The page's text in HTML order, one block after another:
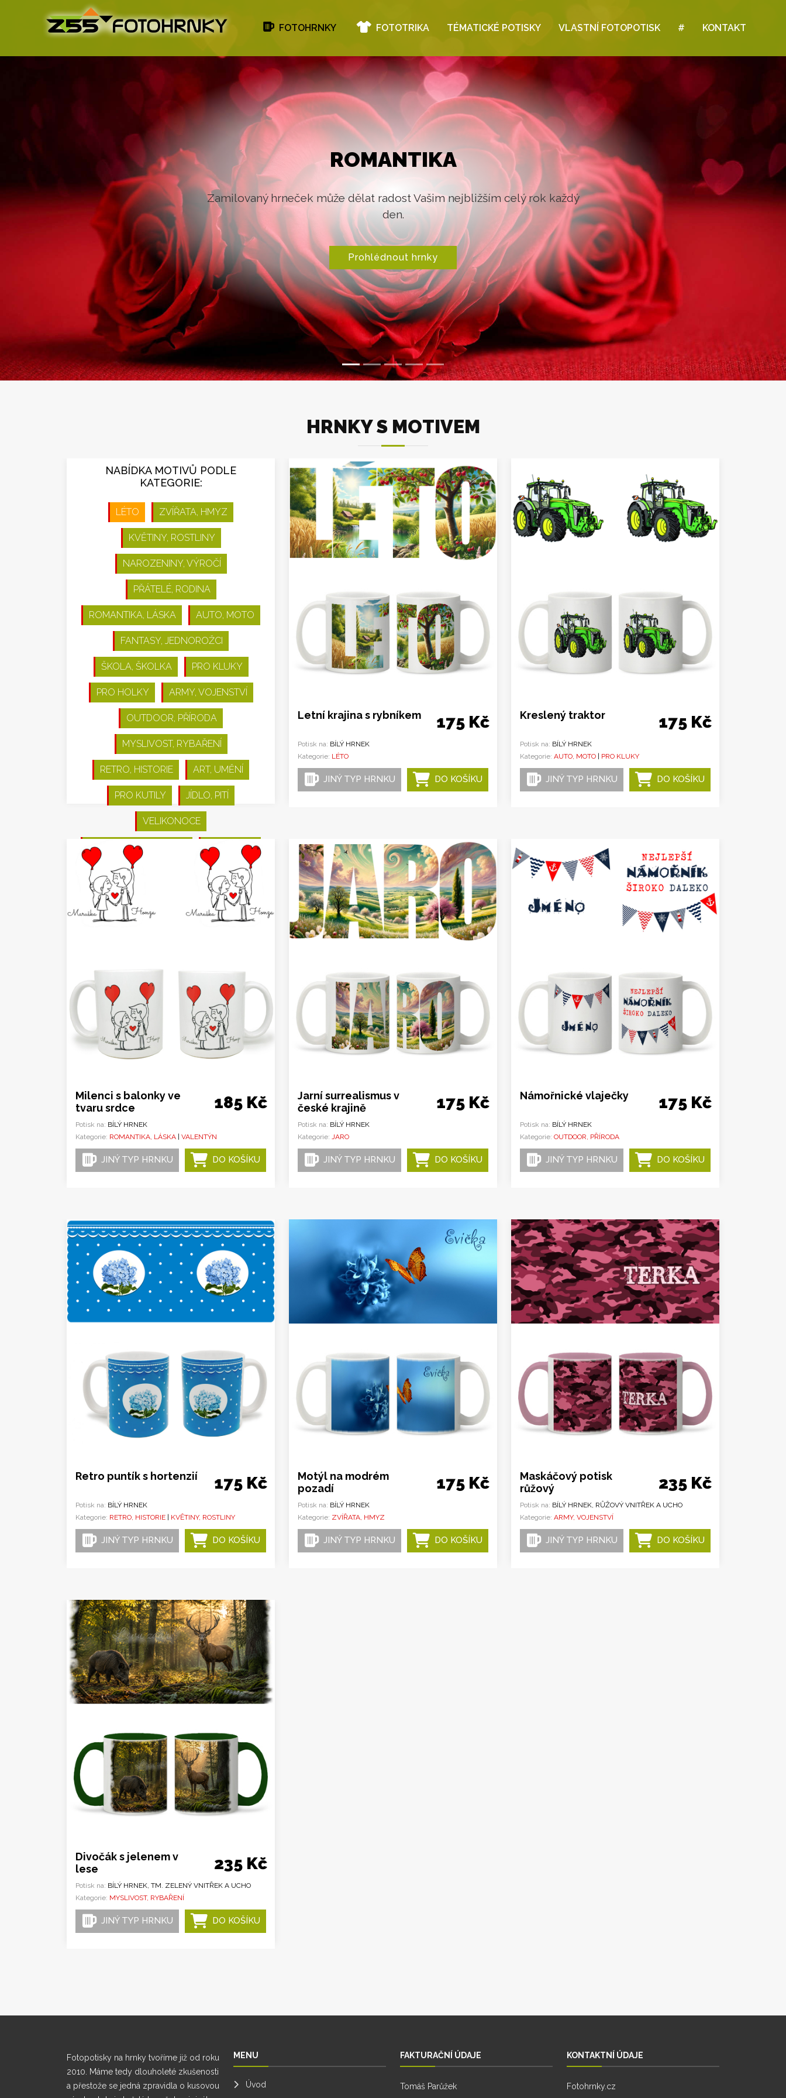
FOTOHRNKY FOTOTRIKA TÉMATICKÉ POTISKY VLASTNÍ FOTOPOTISK # KONTAKT
UDÁLOSTI
Pro jakoukoliv soutěž nebo sportovní událost si můžete nechat vyrobit
sadu hrnečků pro vítěze.
Prohlédnout hrnky
HRNKY S MOTIVEM
NABÍDKA MOTIVŮ PODLE
KATEGORIE:
LÉTO ZVÍŘATA, HMYZ
KVĚTINY, ROSTLINY
NAROZENINY, VÝROČÍ
PŘÁTELÉ, RODINA
ROMANTIKA, LÁSKA AUTO, MOTO
FANTASY, JEDNOROŽCI
ŠKOLA, ŠKOLKA PRO KLUKY
PRO HOLKY ARMY, VOJENSTVÍ
OUTDOOR, PŘÍRODA
MYSLIVOST, RYBAŘENÍ
RETRO, HISTORIE ART, UMĚNÍ
PRO KUTILY JÍDLO, PITÍ
VELIKONOCE
VÁNOCE A NOVÝ ROK VALENTÝN
Letní krajina s rybníkem 175 Kč
Potisk na: BÍLÝ HRNEK
Kategorie: LÉTO
JINÝ TYP HRNKU DO KOŠÍKU
Kreslený traktor 175 Kč
Potisk na: BÍLÝ HRNEK
Kategorie: AUTO, MOTO PRO KLUKY
JINÝ TYP HRNKU DO KOŠÍKU
Milenci s balonky ve
tvaru srdce
185 Kč
Potisk na: BÍLÝ HRNEK
Kategorie: ROMANTIKA, LÁSKA VALENTÝN
JINÝ TYP HRNKU DO KOŠÍKU
Jarní surrealismus v
české krajině
175 Kč
Potisk na: BÍLÝ HRNEK
Kategorie: JARO
JINÝ TYP HRNKU DO KOŠÍKU
Námořnické vlaječky 175 Kč
Potisk na: BÍLÝ HRNEK
Kategorie: OUTDOOR, PŘÍRODA
JINÝ TYP HRNKU DO KOŠÍKU
Retro puntík s hortenzií 175 Kč
Potisk na: BÍLÝ HRNEK
Kategorie: RETRO, HISTORIE KVĚTINY, ROSTLINY
JINÝ TYP HRNKU DO KOŠÍKU
Motýl na modrém
pozadí
175 Kč
Potisk na: BÍLÝ HRNEK
Kategorie: ZVÍŘATA, HMYZ
JINÝ TYP HRNKU DO KOŠÍKU
Maskáčový potisk
růžový
235 Kč
Potisk na: BÍLÝ HRNEK, RŮŽOVÝ VNITŘEK A UCHO
Kategorie: ARMY, VOJENSTVÍ
JINÝ TYP HRNKU DO KOŠÍKU
Divočák s jelenem v
lese
235 Kč
Potisk na: BÍLÝ HRNEK, TM. ZELENÝ VNITŘEK A UCHO
Kategorie: MYSLIVOST, RYBAŘENÍ
JINÝ TYP HRNKU DO KOŠÍKU
Fotopotisky na hrnky tvoříme již od roku
2010. Máme tedy dlouholeté zkušenosti
a přestože se jedná zpravidla o kusovou
MENU
Úvod
FAKTURAČNÍ ÚDAJE
Tomáš Parůžek
KONTAKTNÍ ÚDAJE
Fotohrnky.cz